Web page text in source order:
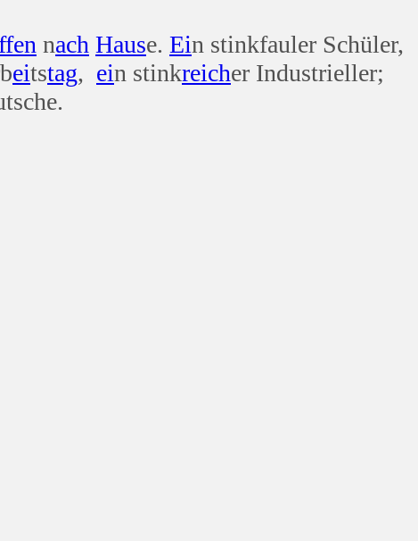
nach Hause. Ein stinkfauler Schüler,
eitstag, ein stinkreicher Industrieller;